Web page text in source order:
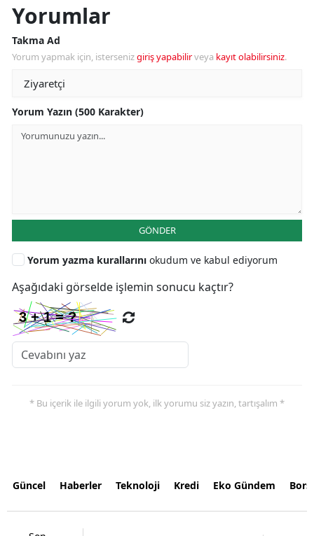
Yorumlar
Takma Ad
Yorum yapmak için, istersenizgiriş yapabilirveya kayıt olabilirsiniz.
Yorum Yazın (500 Karakter)
GÖNDER
Yorum yazma kurallarını okudum ve kabul ediyorum
Aşağıdaki görselde işlemin sonucu kaçtır?
* Bu içerik ile ilgili yorum yok, ilk yorumu siz yazın, tartışalım *
Güncel Haberler Teknoloji Kredi Eko Gündem